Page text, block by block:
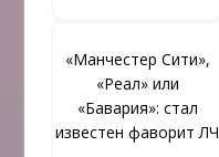
«Манчестер Сити»,
«Реал» или
«Бавария»: стал
известен фаворит ЛЧ